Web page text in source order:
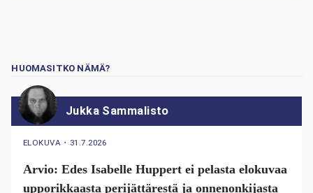
HUOMASITKO NÄMÄ?
Jukka Sammalisto
ELOKUVA ・ 31.7.2026
Arvio: Edes Isabelle Huppert ei pelasta elokuvaa
upporikkaasta perijättärestä ja onnenonkijasta